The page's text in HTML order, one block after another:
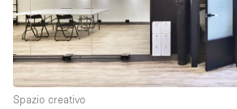
Spazio creativo